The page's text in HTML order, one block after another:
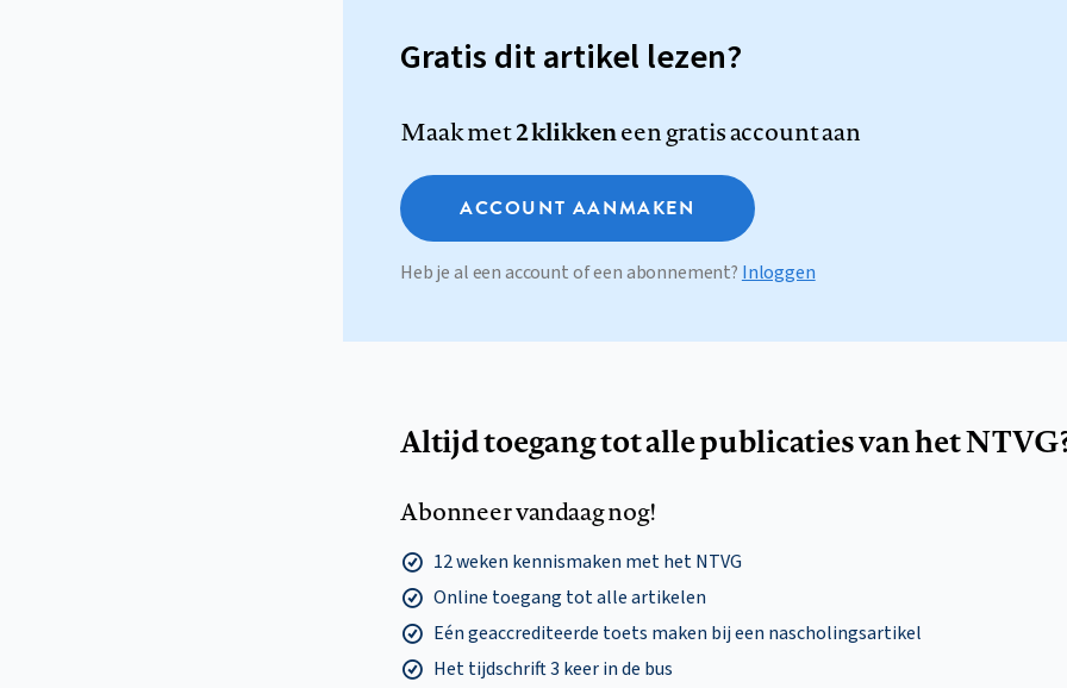
Gratis dit artikel lezen?
Maak met2 klikkeneen gratis account aan
ACCOUNT AANMAKEN
Heb je al een account of een abonnement? Inloggen
Altijd toegang tot alle publicaties van het
Abonneer vandaag nog!
12 weken kennismaken met het NTVG
Online toegang tot alle artikelen
Eén geaccrediteerde toets maken bij een nascholingsartikel
Het tijdschrift 3 keer in de bus